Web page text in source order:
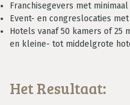
Franchisegevers met
Event- en congreslocaties
Hotels vanaf 50 kamers of 25
en kleine- tot middelgrote
Het Resultaat: